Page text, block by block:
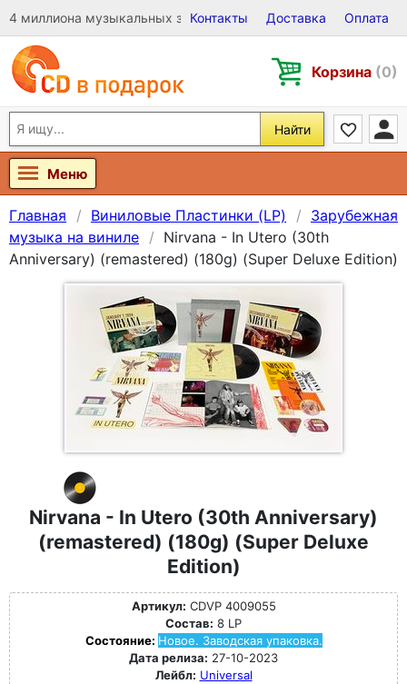
4 миллиона музыкальных записей на Виниле, CD и DVD
Контакты Доставка Оплата
Корзина (0)
Найти
Меню
Главная Виниловые Пластинки (LP)
Зарубежная
музыка на виниле
Nirvana - In Utero (30th
Anniversary) (remastered) (180g) (Super Deluxe Edition)
Nirvana - In Utero (30th Anniversary)
(remastered) (180g) (Super Deluxe
Edition)
Артикул: CDVP 4009055
Состав: 8 LP
Состояние: Новое. Заводская упаковка.
Дата релиза: 27-10-2023
Лейбл: Universal